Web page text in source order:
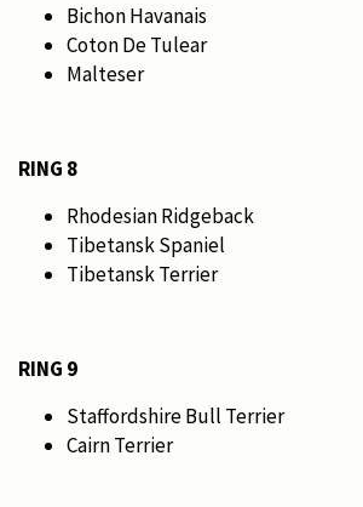
Bichon Havanais
Coton De Tulear
Malteser
RING 8
Rhodesian Ridgeback
Tibetansk Spaniel
Tibetansk Terrier
RING 9
Staffordshire Bull Terrier
Cairn Terrier